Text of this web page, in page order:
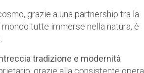
grazie a una partnership tra la
tutte immerse nella natura, è
tradizione e modernità
grazie alla consistente opera